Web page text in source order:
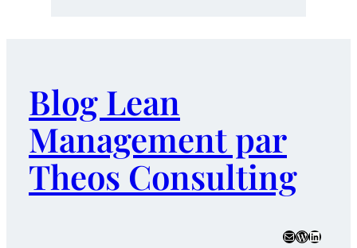
Blog Lean
Management par
Theos Consulting
E-mail